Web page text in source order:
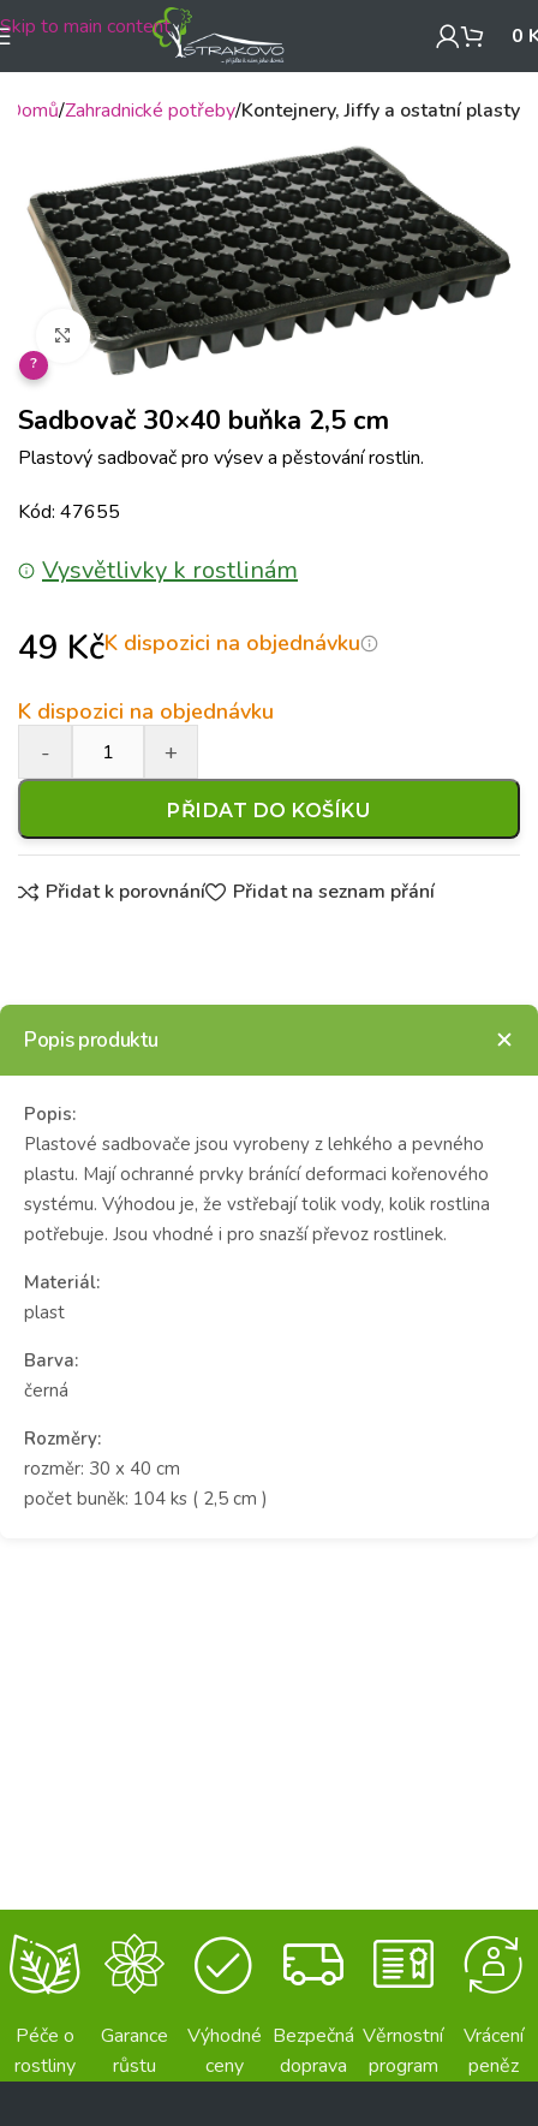
Skip to main content 0
Domů Zahradnické potřeby Kontejnery, Jiffy a ostatní plasty
Klikněte pro zvětšení
?
Sadbovač 30×40 buňka 2,5 cm
Plastový sadbovač pro výsev a pěstování rostlin.
Kód: 47655
Vysvětlivky k rostlinám
49 KčK dispozici na objednávku
K dispozici na objednávku
PŘIDAT DO KOŠÍKU
Přidat k porovnání Přidat na seznam přání
Popis produktu
Popis:
Plastové sadbovače jsou vyrobeny z lehkého a pevného
plastu. Mají ochranné prvky bránící deformaci kořenového
systému. Výhodou je, že vstřebají tolik vody, kolik rostlina
potřebuje. Jsou vhodné i pro snazší převoz rostlinek.
Materiál:
plast
Barva:
černá
Rozměry:
rozměr: 30 x 40 cm
počet buněk: 104 ks ( 2,5 cm )
Péče o
rostliny
Garance
růstu
Výhodné
ceny
Bezpečná
doprava
Věrnostní
program
Vrácení
peněz